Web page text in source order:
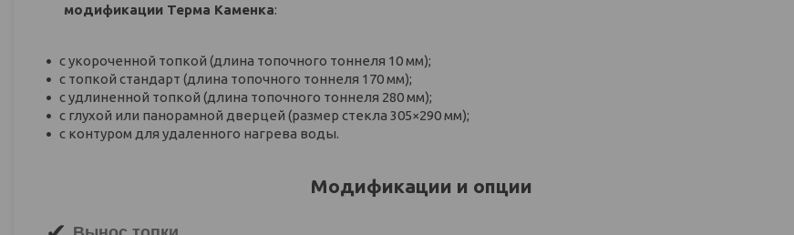
модификации Терма Каменка:
с укороченной топкой (длина топочного тоннеля 10 мм);
с топкой стандарт (длина топочного тоннеля 170 мм);
с удлиненной топкой (длина топочного тоннеля 280 мм);
с глухой или панорамной дверцей (размер стекла 305×290 мм);
с контуром для удаленного нагрева воды.
Модификации и опции